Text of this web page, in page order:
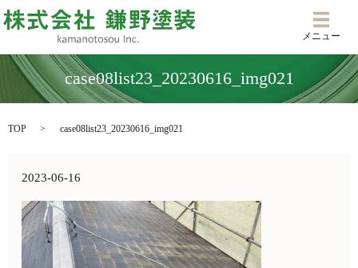
メニ
メニュー
case08list23_20230616_img021
TOP case08list23_20230616_img021
2023-06-16